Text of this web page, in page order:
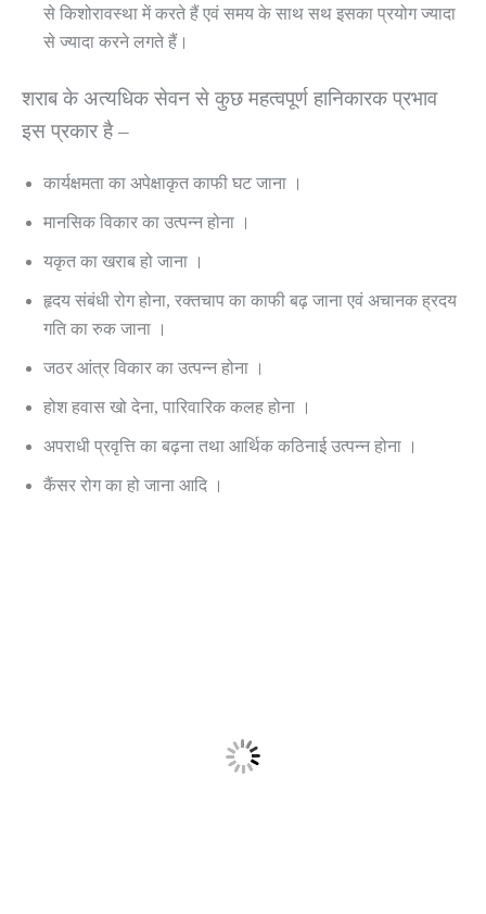
से किशोरावस्था में करते हैं एवं समय के साथ सथ इसका प्रयोग ज्यादा
से ज्यादा करने लगते हैं।
शराब के अत्यधिक सेवन से कुछ महत्वपूर्ण हानिकारक प्रभाव
इस प्रकार है –
कार्यक्षमता का अपेक्षाकृत काफी घट जाना ।
मानसिक विकार का उत्पन्न होना ।
यकृत का खराब हो जाना ।
हृदय संबंधी रोग होना, रक्तचाप का काफी बढ़ जाना एवं अचानक ह्रदय
गति का रुक जाना ।
जठर आंत्र विकार का उत्पन्न होना ।
होश हवास खो देना, पारिवारिक कलह होना ।
अपराधी प्रवृत्ति का बढ़ना तथा आर्थिक कठिनाई उत्पन्न होना ।
कैंसर रोग का हो जाना आदि ।